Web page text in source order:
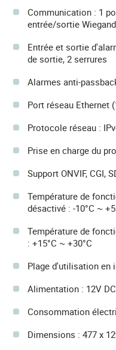
Communication : 1
entrée/sortie
Entrée et sortie
de sortie, 2 serrures
Alarmes anti-
Port réseau Ethernet
Protocole réseau :
Prise en charge du
Support ONVIF, CGI,
Température de
désactivé : -10°C ~
Température de
: +15°C ~ +30°C
Plage d'utilisation en
Alimentation : 12V
Consommation
Dimensions : 477 x